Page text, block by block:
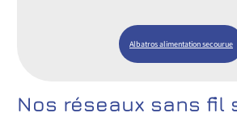
Albatros alimentation secourue
Nos réseaux sans fil